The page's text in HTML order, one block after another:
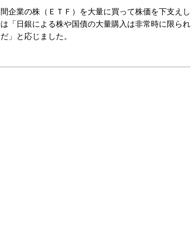
企業の株（ＥＴＦ）を大量に買って株価を下支えし
「日銀による株や国債の大量購入は非常時に限られ
」と応じました。